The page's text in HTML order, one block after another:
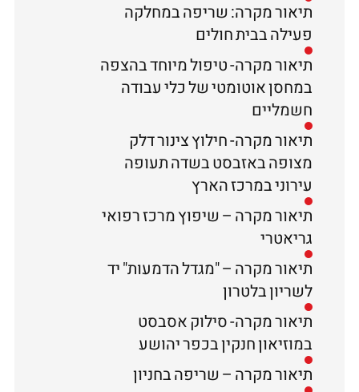
תיאור מקרה: שריפה במחלקה
פעילה בבית חולים
תיאור מקרה- טיפול מיוחד בהצפה
במחסן אוטומטי של כלי עבודה
חשמליים
תיאור מקרה- חילוץ צינור דלק
מצופה באזבסט בשדה תעופה
עירוני במרכז הארץ
תיאור מקרה – שיפוץ מרכז רפואי
גריאטרי
תיאור מקרה – "מגדל הדמעות" יד
לשריון בלטרון
תיאור מקרה- סילוק אסבסט
במוזיאון חנקין בכפר יהושע
תיאור מקרה – שריפה בחניון